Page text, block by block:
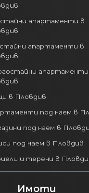
апартаменти в
апартаменти в
в Пловдив
под наем в
под наем в
под наем в Пловдив
и терени в
Имоти